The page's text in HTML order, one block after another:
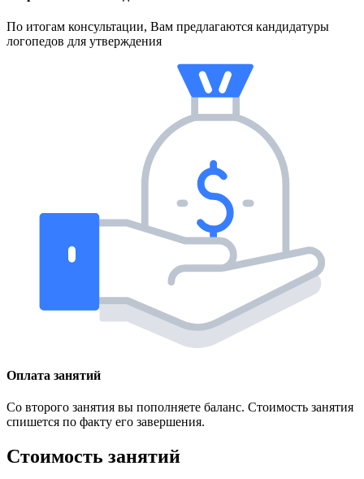
По итогам консультации, Вам предлагаются кандидатуры
логопедов для утверждения
Оплата занятий
Со второго занятия вы пополняете баланс. Стоимость занятия
спишется по факту его завершения.
Стоимость занятий